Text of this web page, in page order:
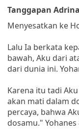
Tanggapan
Menyesatkan ke
Lalu Ia berkata
bawah, Aku dari
dari dunia ini.
Karena itu tadi
akan mati dalam
percaya, bahwa
dosamu." Yohanes